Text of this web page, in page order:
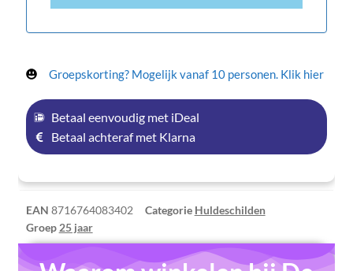
Groepskorting? Mogelijk vanaf 10 personen. Klik hier
Betaal eenvoudig met iDeal
Betaal achteraf met Klarna
EAN 8716764083402 Categorie Huldeschilden
Groep25 jaar